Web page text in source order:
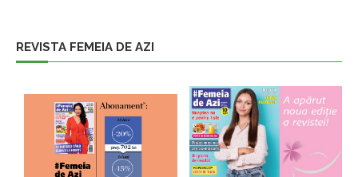
REVISTA FEMEIA DE AZI